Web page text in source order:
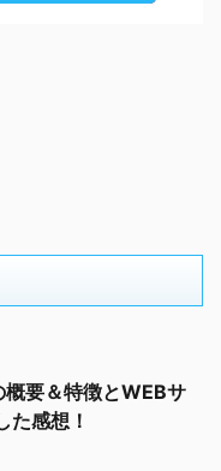
要＆特徴とWEBサ
た感想！